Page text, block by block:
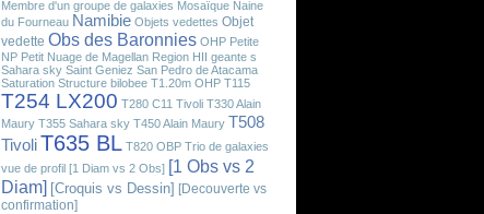
Membre d'un groupe de galaxies Mosaïque Naine
du Fourneau Namibie Objets vedettes Objet
vedette Obs des Baronnies OHP Petite
NP Petit Nuage de Magellan Region HII geante s
Sahara sky Saint Geniez San Pedro de Atacama
Saturation Structure bilobee T1.20m OHP T115
T254 LX200 T280 C11 Tivoli T330 Alain
Maury T355 Sahara sky T450 Alain Maury T508
TivoliT635 BL T820 OBP Trio de galaxies
vue de profil [1 Diam vs 2 Obs] [1 Obs vs 2
Diam] [Croquis vs Dessin] [Decouverte vs
confirmation]